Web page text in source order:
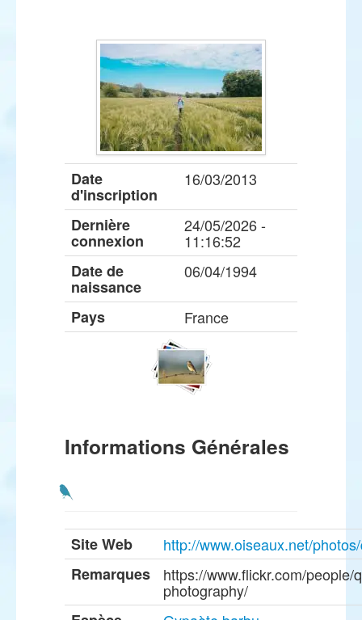
Date
d'inscription
16/03/2013
Dernière
connexion
24/05/2026 -
11:16:52
Date de
naissance
06/04/1994
Pays France
Informations Générales
Site Web
http://www.oiseaux.net/
Remarques
https://www.flickr.com/people/
photography/